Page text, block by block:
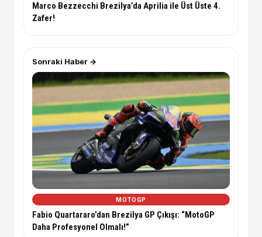
Marco Bezzecchi Brezilya’da Aprilia ile Üst Üste 4.
Zafer!
Sonraki Haber →
MOTOGP
Fabio Quartararo’dan Brezilya GP Çıkışı: “MotoGP
Daha Profesyonel Olmalı!”